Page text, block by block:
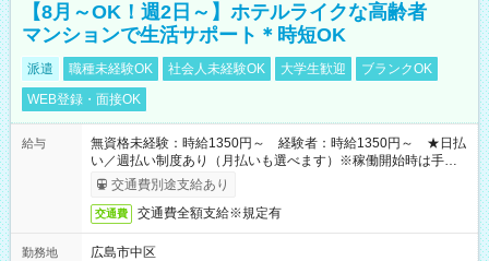
【8月～OK！週2日～】ホテルライクな高齢者
マンションで生活サポート＊時短OK
派遣 職種未経験OK 社会人未経験OK 大学生歓迎
ブランクOK
WEB登録・面接OK
給与
無資格未経験：時給1350円～ 経験者：時給1350円～ ★日払
い／週払い制度あり（月払いも選べます）※稼働開始時は手続き
完了次第のお支払いとなります。
交通費別途支給あり
交通費 交通費全額支給※規定有
勤務地
広島市中区